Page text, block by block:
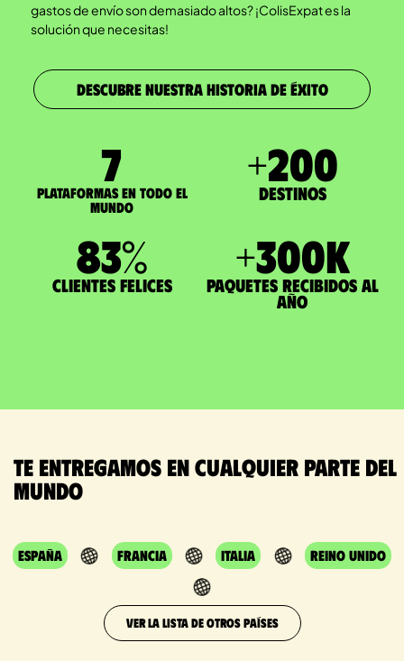
gastos de envío son demasiado altos? ¡ColisExpat es la
solución que necesitas!
DESCUBRE NUESTRA HISTORIA DE ÉXITO
7
Plataformas en todo el
mundo
+200
Destinos
83%
Clientes felices
+300K
paquetes recibidos al
año
Te entregamos en cualquier parte del
mundo
España Francia Italia Reino Unido
VER LA LISTA DE OTROS PAÍSES